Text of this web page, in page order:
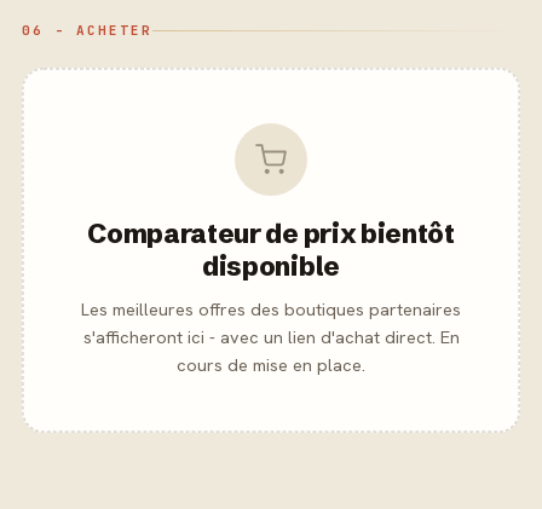
06 - ACHETER
Comparateur de prix bientôt
disponible
Les meilleures offres des boutiques partenaires
s'afficheront ici - avec un lien d'achat direct. En
cours de mise en place.